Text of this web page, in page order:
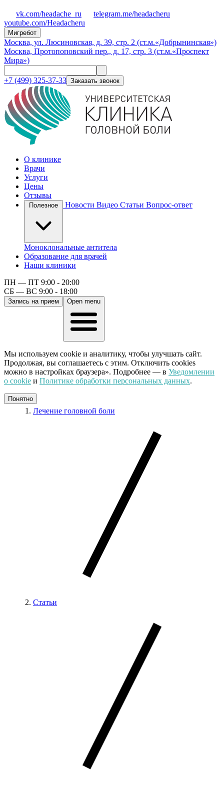
vk.com/headache_ru
telegram.me/headacheru
youtube.com/Headacheru
Мигребот
Москва, ул. Люсиновская, д. 39, стр. 2 (ст.м.«Добрынинская»)
Москва, Протопоповский пер., д. 17, стр. 3 (ст.м.«Проспект
Мира»)
+7 (499) 325-37-33 Заказать звонок
О клинике
Врачи
Услуги
Цены
Отзывы
Новости Видео Статьи Вопрос-ответ
Моноклональные антитела
Образование для врачей
Наши клиники
ПН — ПТ 9:00 - 20:00
СБ — ВС 9:00 - 18:00
Запись на прием Open menu
Мы используем cookie и аналитику, чтобы улучшать сайт.
Продолжая, вы соглашаетесь с этим. Отключить cookies
можно в настройках браузера». Подробнее — в Уведомлении
о cookie и Политике обработки персональных данных.
Понятно
Лечение головной боли
Статьи